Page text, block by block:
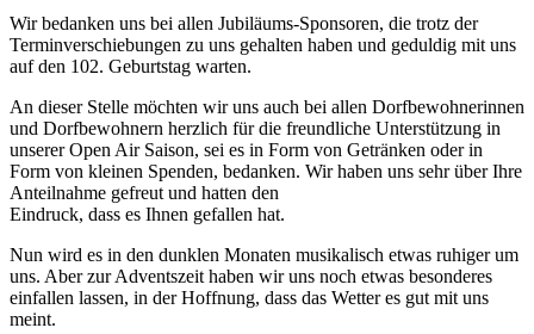
Wir bedanken uns bei allen Jubiläums-Sponsoren, die trotz der
Terminverschiebungen zu uns gehalten haben und geduldig mit uns
auf den 102. Geburtstag warten.
An dieser Stelle möchten wir uns auch bei allen Dorfbewohnerinnen
und Dorfbewohnern herzlich für die freundliche Unterstützung in
unserer Open Air Saison, sei es in Form von Getränken oder in
Form von kleinen Spenden, bedanken. Wir haben uns sehr über Ihre
Anteilnahme gefreut und hatten den
Eindruck, dass es Ihnen gefallen hat.
Nun wird es in den dunklen Monaten musikalisch etwas ruhiger um
uns. Aber zur Adventszeit haben wir uns noch etwas besonderes
einfallen lassen, in der Hoffnung, dass das Wetter es gut mit uns
meint.